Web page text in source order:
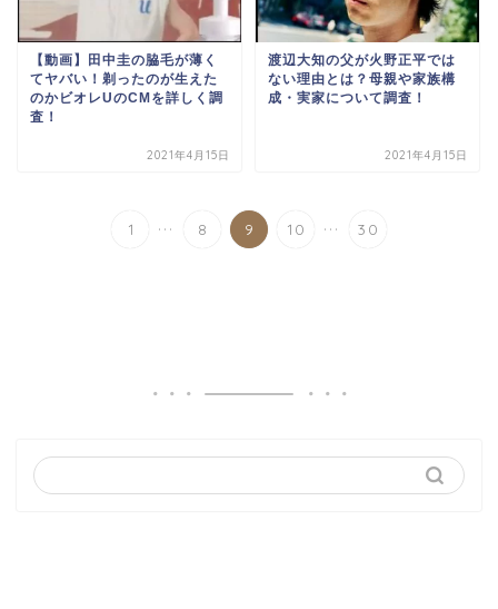
【動画】田中圭の脇毛が薄く
てヤバい！剃ったのが生えた
のかビオレUのCMを詳しく調
査！
2021年4月15日
渡辺大知の父が火野正平では
ない理由とは？母親や家族構
成・実家について調査！
2021年4月15日
1 ... 8 9 10 ... 30